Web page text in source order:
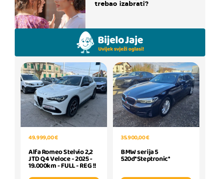
trebao izabrati?
49.999,00 €
Alfa Romeo Stelvio 2,2
JTD Q4 Veloce - 2025 -
19.000km - FULL - REG !!
35.900,00 €
BMW serija 5
520d*Steptronic*